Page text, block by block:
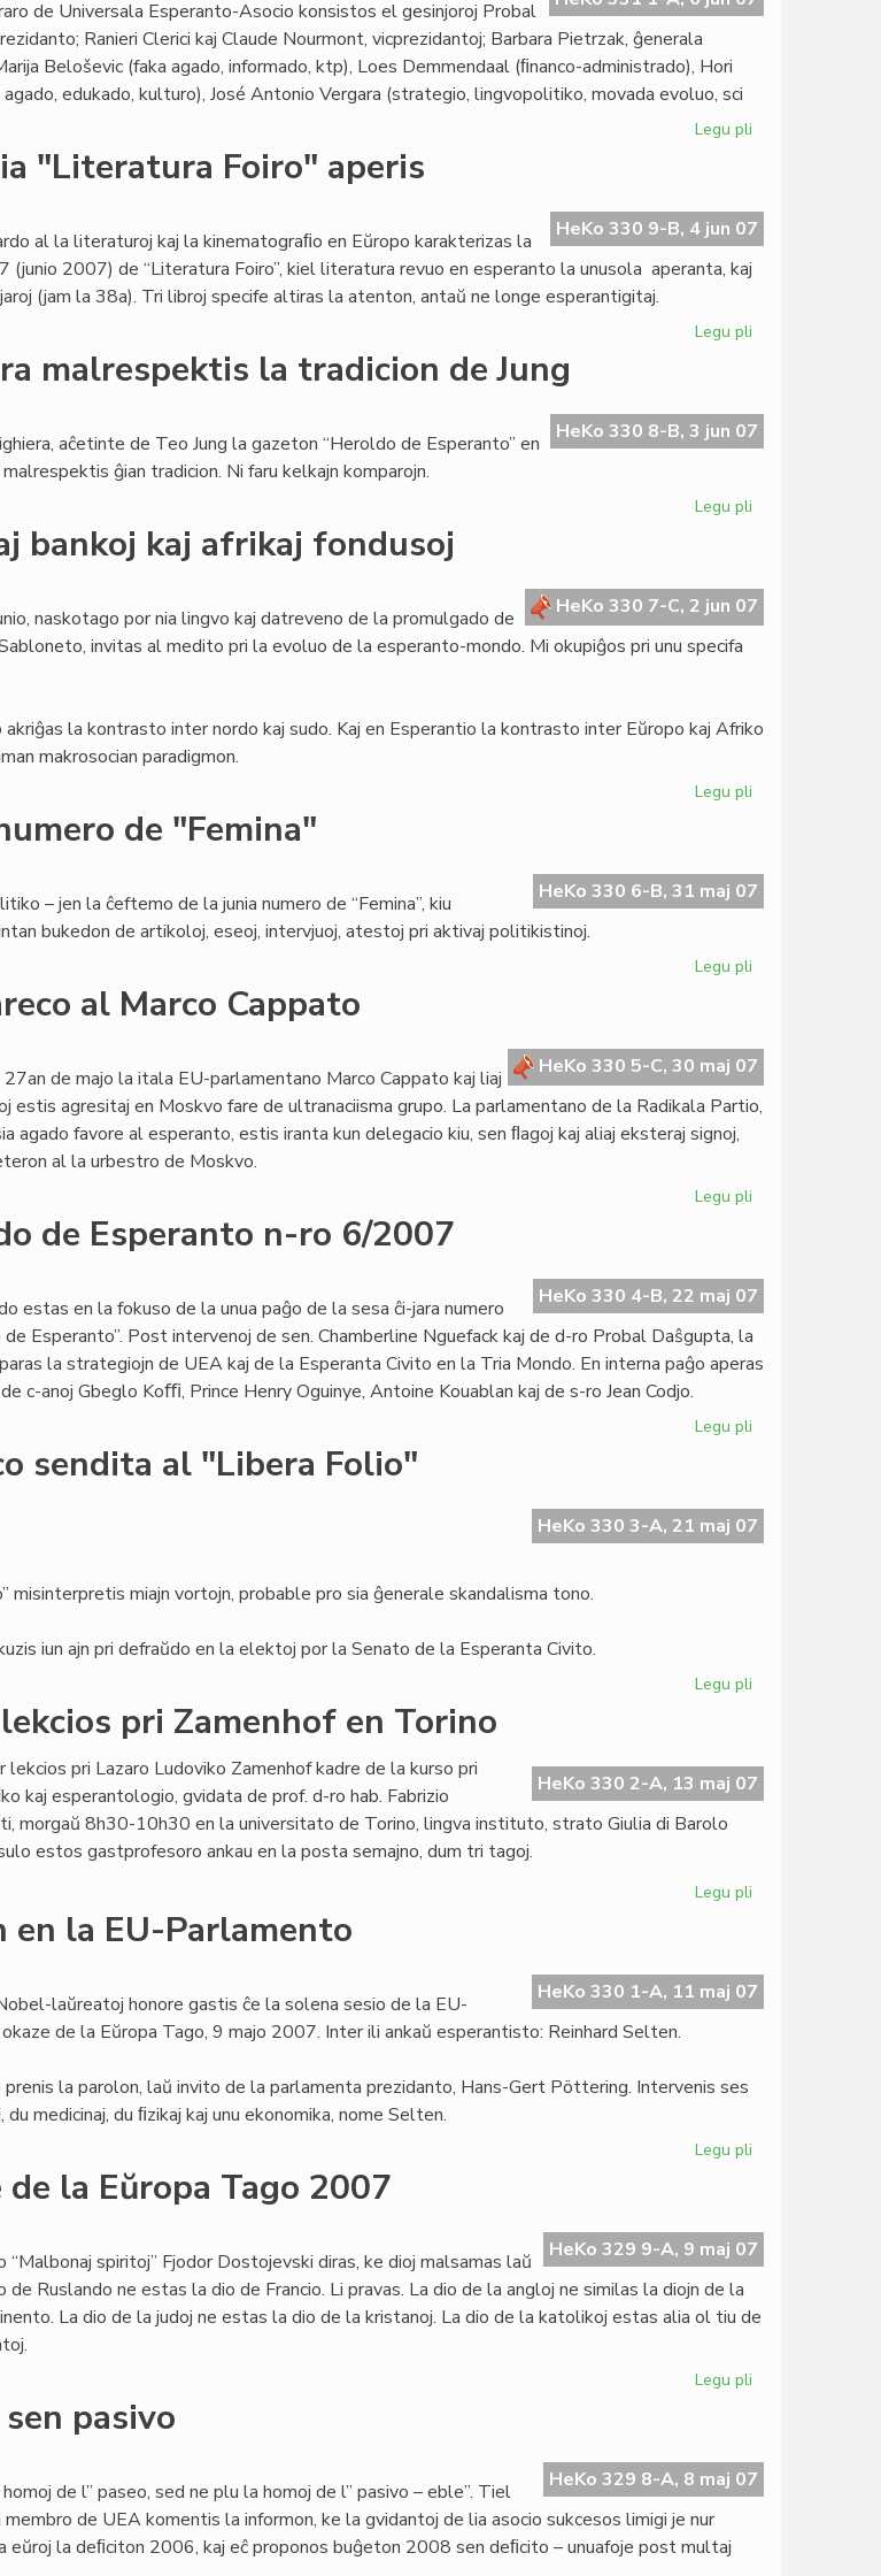
de Universala Esperanto-Asocio konsistos el gesinjoroj Probal
Ranieri Clerici kaj Claude Nourmont, vicprezidantoj; Barbara Pietrzak, ĝenerala
Beloševic (faka agado, informado, ktp), Loes Demmendaal (ﬁnanco-administrado), Hori
agado, edukado, kulturo), José Antonio Vergara (strategio, lingvopolitiko, movada evoluo, sci
Legu pli
de
UEA
"Literatura Foiro" aperis
HeKo 330 9-B, 4 jun 07
al la literaturoj kaj la kinematograﬁo en Eŭropo karakterizas la
(junio 2007) de “Literatura Foiro”, kiel literatura revuo en esperanto la unusola aperanta, kaj
(jam la 38a). Tri libroj specife altiras la atenton, antaŭ ne longe esperantigitaj.
Legu pli
Foiro"
aperis
malrespektis la tradicion de Jung
HeKo 330 8-B, 3 jun 07
aĉetinte de Teo Jung la gazeton “Heroldo de Esperanto” en
ĝian tradicion. Ni faru kelkajn komparojn.
Legu pli
tradicion
de
bankoj kaj afrikaj fondusoj
HeKo 330 7-C, 2 jun 07
naskotago por nia lingvo kaj datreveno de la promulgado de
invitas al medito pri la evoluo de la esperanto-mondo. Mi okupiĝos pri unu specifa
akriĝas la kontrasto inter nordo kaj sudo. Kaj en Esperantio la kontrasto inter Eŭropo kaj Afriko
makrosocian paradigmon.
Legu pli
afrikaj
fondusoj
de "Femina"
HeKo 330 6-B, 31 maj 07
– jen la ĉeftemo de la junia numero de “Femina”, kiu
bukedon de artikoloj, eseoj, intervjuoj, atestoj pri aktivaj politikistinoj.
Legu pli
"Femina"
al Marco Cappato
HeKo 330 5-C, 30 maj 07
27an de majo la itala EU-parlamentano Marco Cappato kaj liaj
estis agresitaj en Moskvo fare de ultranaciisma grupo. La parlamentano de la Radikala Partio,
agado favore al esperanto, estis iranta kun delegacio kiu, sen ﬂagoj kaj aliaj eksteraj signoj,
al la urbestro de Moskvo.
Legu pli
Cappato
de Esperanto n-ro 6/2007
HeKo 330 4-B, 22 maj 07
estas en la fokuso de la unua paĝo de la sesa ĉi-jara numero
Esperanto”. Post intervenoj de sen. Chamberline Nguefack kaj de d-ro Probal Daŝgupta, la
la strategiojn de UEA kaj de la Esperanta Civito en la Tria Mondo. En interna paĝo aperas
c-anoj Gbeglo Koﬃ, Prince Henry Oguinye, Antoine Kouablan kaj de s-ro Jean Codjo.
Legu pli
n-
ro
sendita al "Libera Folio"
HeKo 330 3-A, 21 maj 07
misinterpretis miajn vortojn, probable pro sia ĝenerale skandalisma tono.
iun ajn pri defraŭdo en la elektoj por la Senato de la Esperanta Civito.
Legu pli
"Libera
Folio"
pri Zamenhof en Torino
HeKo 330 2-A, 13 maj 07
lekcios pri Lazaro Ludoviko Zamenhof kadre de la kurso pri
kaj esperantologio, gvidata de prof. d-ro hab. Fabrizio
morgaŭ 8h30-10h30 en la universitato de Torino, lingva instituto, strato Giulia di Barolo
estos gastprofesoro ankau en la posta semajno, dum tri tagoj.
Legu pli
Zamenhof
en
en la EU-Parlamento
HeKo 330 1-A, 11 maj 07
laŭreatoj honore gastis ĉe la solena sesio de la EU-
de la Eŭropa Tago, 9 majo 2007. Inter ili ankaŭ esperantisto: Reinhard Selten.
prenis la parolon, laŭ invito de la parlamenta prezidanto, Hans-Gert Pöttering. Intervenis ses
medicinaj, du ﬁzikaj kaj unu ekonomika, nome Selten.
Legu pli
EU-
Parlamento
de la Eŭropa Tago 2007
HeKo 329 9-A, 9 maj 07
“Malbonaj spiritoj” Fjodor Dostojevski diras, ke dioj malsamas laŭ
de Ruslando ne estas la dio de Francio. Li pravas. La dio de la angloj ne similas la diojn de la
La dio de la judoj ne estas la dio de la kristanoj. La dio de la katolikoj estas alia ol tiu de
Legu pli
Eŭropa
Tago
sen pasivo
HeKo 329 8-A, 8 maj 07
de l” paseo, sed ne plu la homoj de l” pasivo – eble”. Tiel
de UEA komentis la informon, ke la gvidantoj de lia asocio sukcesos limigi je nur
eŭroj la deﬁciton 2006, kaj eĉ proponos buĝeton 2008 sen deﬁcito – unuafoje post multaj